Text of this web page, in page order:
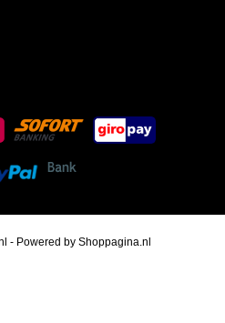
- Powered by Shoppagina.nl